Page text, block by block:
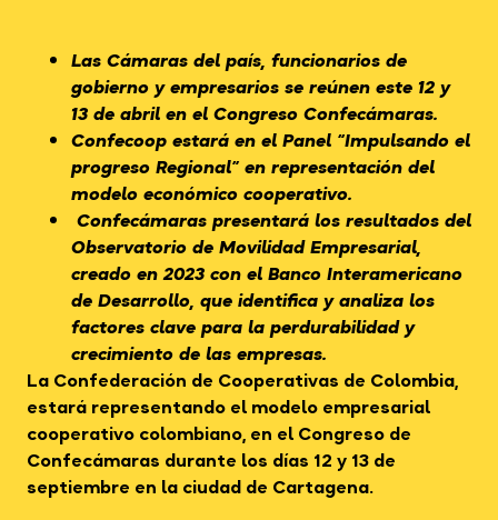
Las Cámaras del país, funcionarios de
gobierno y empresarios se reúnen este 12 y
13 de abril en el Congreso Confecámaras.
Confecoop estará en el Panel “Impulsando el
progreso Regional” en representación del
modelo económico cooperativo.
Confecámaras presentará los resultados del
Observatorio de Movilidad Empresarial,
creado en 2023 con el Banco Interamericano
de Desarrollo, que identifica y analiza los
factores clave para la perdurabilidad y
crecimiento de las empresas.
La Confederación de Cooperativas de Colombia,
estará representando el modelo empresarial
cooperativo colombiano, en el Congreso de
Confecámaras durante los días 12 y 13 de
septiembre en la ciudad de Cartagena.